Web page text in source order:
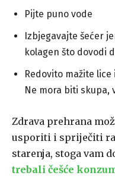
Pijte puno vode
Izbjegavajte šećer
kolagen što dovodi
Redovito mažite
Ne mora biti skupa,
Zdrava prehrana
usporiti i spriječiti
starenja, stoga vam
trebali češće